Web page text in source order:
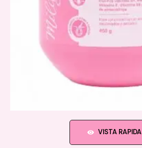
VISTA RAPIDA